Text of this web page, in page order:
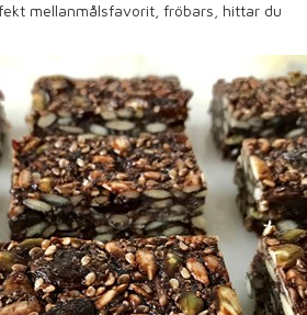
mellanmålsfavorit, fröbars, hittar du